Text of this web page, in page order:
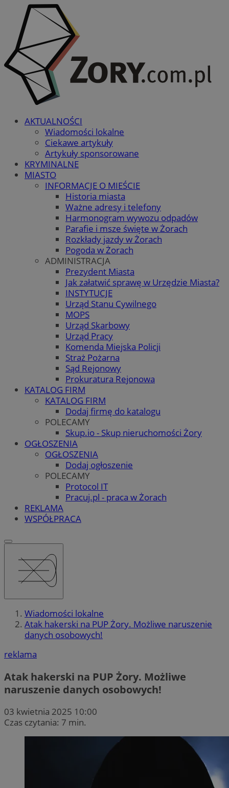
AKTUALNOŚCI
Wiadomości lokalne
Ciekawe artykuły
Artykuły sponsorowane
KRYMINALNE
MIASTO
INFORMACJE O MIEŚCIE
Historia miasta
Ważne adresy i telefony
Harmonogram wywozu odpadów
Parafie i msze święte w Żorach
Rozkłady jazdy w Żorach
Pogoda w Żorach
ADMINISTRACJA
Prezydent Miasta
Jak załatwić sprawę w Urzędzie Miasta?
INSTYTUCJE
Urząd Stanu Cywilnego
MOPS
Urząd Skarbowy
Urząd Pracy
Komenda Miejska Policji
Straż Pożarna
Sąd Rejonowy
Prokuratura Rejonowa
KATALOG FIRM
KATALOG FIRM
Dodaj firmę do katalogu
POLECAMY
Skup.io - Skup nieruchomości Żory
OGŁOSZENIA
OGŁOSZENIA
Dodaj ogłoszenie
POLECAMY
Protocol IT
Pracuj.pl - praca w Żorach
REKLAMA
WSPÓŁPRACA
Wiadomości lokalne
Atak hakerski na PUP Żory. Możliwe naruszenie
danych osobowych!
reklama
Atak hakerski na PUP Żory. Możliwe
naruszenie danych osobowych!
03 kwietnia 2025 10:00
Czas czytania: 7 min.